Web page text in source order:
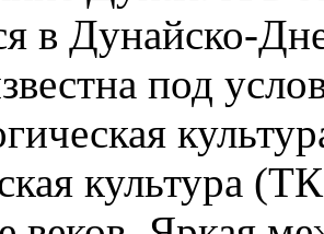
в Дунайско-
под
культура